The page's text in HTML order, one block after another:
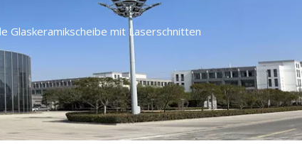
Glaskeramikscheibe mit Laserschnitten